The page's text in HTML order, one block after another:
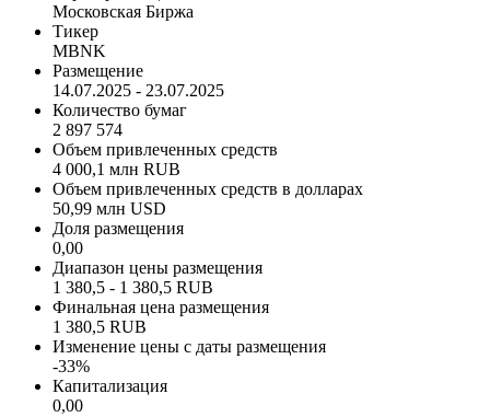
Московская Биржа
Тикер
MBNK
Размещение
14.07.2025 - 23.07.2025
Количество бумаг
2 897 574
Объем привлеченных средств
4 000,1 млн RUB
Объем привлеченных средств в долларах
50,99 млн USD
Доля размещения
0,00
Диапазон цены размещения
1 380,5 - 1 380,5 RUB
Финальная цена размещения
1 380,5 RUB
Изменение цены с даты размещения
-33%
Капитализация
0,00